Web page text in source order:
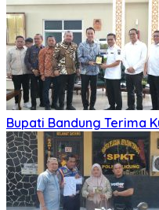
Bupati Bandung Terima